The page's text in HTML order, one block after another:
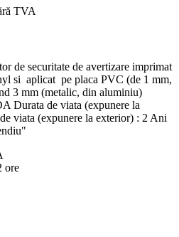
TVA
de securitate de avertizare imprimat
si aplicat pe placa PVC (de 1 mm,
3 mm (metalic, din aluminiu)
Durata de viata (expunere la
viata (expunere la exterior) : 2 Ani
ore